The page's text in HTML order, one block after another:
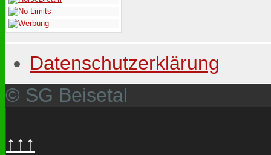
Datenschutzerklärung
© SG Beisetal
↑↑↑